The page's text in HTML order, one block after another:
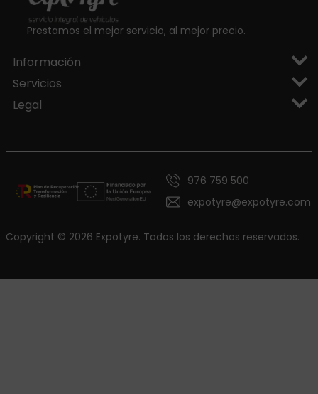
Prestamos el mejor servicio, al mejor precio.
Información
Servicios
Legal
976 759 500
expotyre@expotyre.com
Copyright © 2026 Expotyre. Todos los derechos reservados.